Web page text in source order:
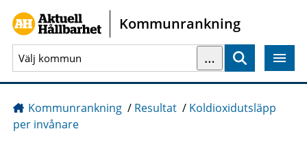
Gå direkt till sidans innehåll
Kommunrankning
…
Kommunrankning / Resultat / Koldioxidutsläpp
per invånare